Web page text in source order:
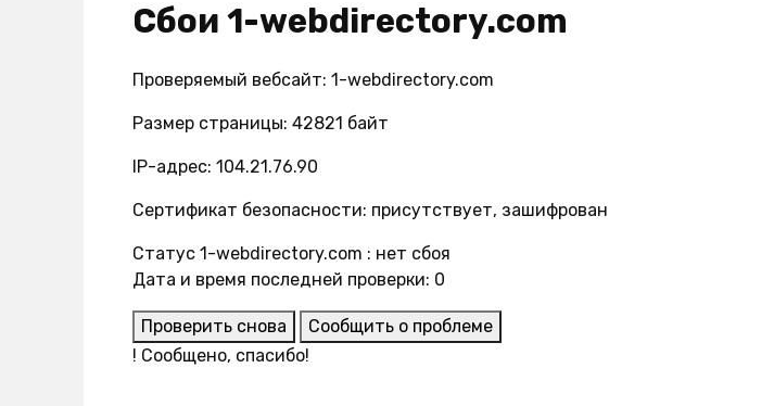
Сбои 1-webdirectory.com
Проверяемый вебсайт: 1-webdirectory.com
Размер страницы: 42821 байт
IP-адрес: 104.21.76.90
Сертификат безопасности: присутствует, зашифрован
Статус 1-webdirectory.com : нет сбоя
Дата и время последней проверки: 0
Проверить снова
Сообщить о проблеме
! Сообщено, спасибо!